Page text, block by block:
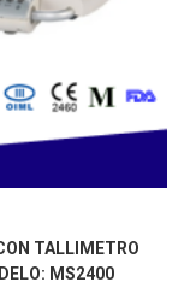
TALLIMETRO
MS2400